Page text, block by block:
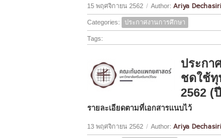
15 พฤศจิกายน 2562 / Author: Ariya Dechasiri
Categories: ประกาศงานการศึกษา
Tags:
ประกา
ชดใช้ทุ
2562 (
รายละเอียดตามที่เอกสารแนบไว้
13 พฤศจิกายน 2562 / Author: Ariya Dechasiri